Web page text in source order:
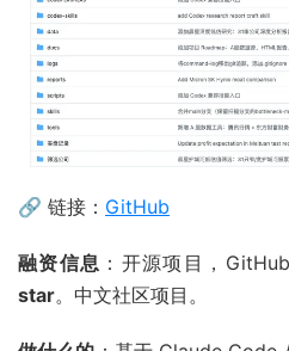
🔗 链接： GitHub
融资信息 ：开源项目，GitHub
star。中文社区项目。